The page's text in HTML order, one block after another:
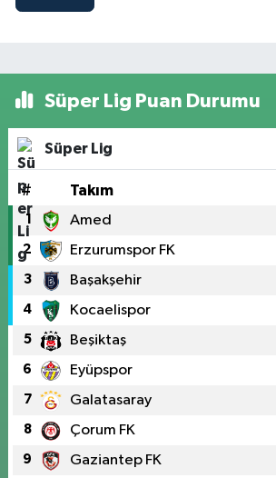
Süper Lig Puan Durumu
Süper Lig
# Takım
1 Amed
2 Erzurumspor FK
3 Başakşehir
4 Kocaelispor
5 Beşiktaş
6 Eyüpspor
7 Galatasaray
8 Çorum FK
9 Gaziantep FK